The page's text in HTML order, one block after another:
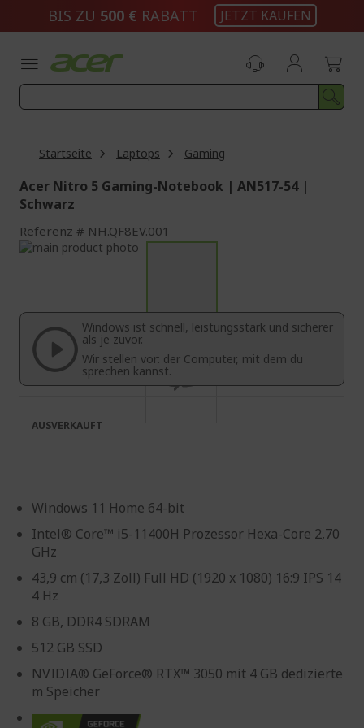
BIS ZU 500 € RABATT JETZT KAUFEN
Startseite Laptops Gaming
Acer Nitro 5 Gaming-Notebook | AN517-54 |
Schwarz
Referenz NH.QF8EV.001
Zum
springen
Bildgalerie
springen
Windows ist schnell, leistungsstark und sicherer
als je zuvor.
Wir stellen vor: der Computer, mit dem du
sprechen kannst.
Windows 11 Home 64-bit
Intel® Core™ i5-11400H Prozessor Hexa-Core 2,70
GHz
43,9 cm (17,3 Zoll) Full HD (1920 x 1080) 16:9 IPS 14
4 Hz
8 GB, DDR4 SDRAM
512 GB SSD
NVIDIA® GeForce® RTX™ 3050 mit 4 GB dedizierte
m Speicher
AUSVERKAUFT